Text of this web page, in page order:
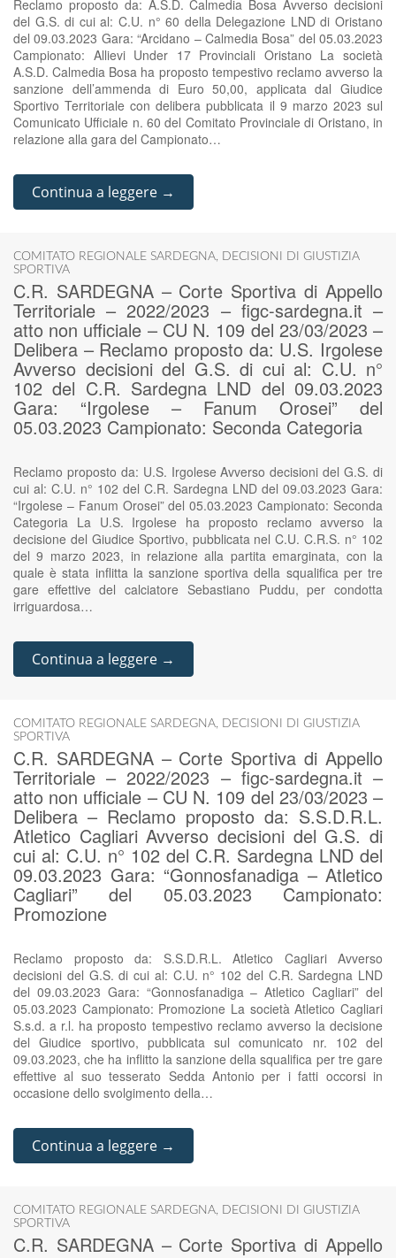
Reclamo proposto da: A.S.D. Calmedia Bosa Avverso decisioni
del G.S. di cui al: C.U. n° 60 della Delegazione LND di Oristano
del 09.03.2023 Gara: “Arcidano – Calmedia Bosa” del 05.03.2023
Campionato: Allievi Under 17 Provinciali Oristano La società
A.S.D. Calmedia Bosa ha proposto tempestivo reclamo avverso la
sanzione dell’ammenda di Euro 50,00, applicata dal Giudice
Sportivo Territoriale con delibera pubblicata il 9 marzo 2023 sul
Comunicato Ufficiale n. 60 del Comitato Provinciale di Oristano, in
relazione alla gara del Campionato…
Continua a leggere →
COMITATO REGIONALE SARDEGNA, DECISIONI DI GIUSTIZIA
SPORTIVA
C.R. SARDEGNA – Corte Sportiva di Appello
Territoriale – 2022/2023 – figc-sardegna.it –
atto non ufficiale – CU N. 109 del 23/03/2023 –
Delibera – Reclamo proposto da: U.S. Irgolese
Avverso decisioni del G.S. di cui al: C.U. n°
102 del C.R. Sardegna LND del 09.03.2023
Gara: “Irgolese – Fanum Orosei” del
05.03.2023 Campionato: Seconda Categoria
Reclamo proposto da: U.S. Irgolese Avverso decisioni del G.S. di
cui al: C.U. n° 102 del C.R. Sardegna LND del 09.03.2023 Gara:
“Irgolese – Fanum Orosei” del 05.03.2023 Campionato: Seconda
Categoria La U.S. Irgolese ha proposto reclamo avverso la
decisione del Giudice Sportivo, pubblicata nel C.U. C.R.S. n° 102
del 9 marzo 2023, in relazione alla partita emarginata, con la
quale è stata inflitta la sanzione sportiva della squalifica per tre
gare effettive del calciatore Sebastiano Puddu, per condotta
irriguardosa…
Continua a leggere →
COMITATO REGIONALE SARDEGNA, DECISIONI DI GIUSTIZIA
SPORTIVA
C.R. SARDEGNA – Corte Sportiva di Appello
Territoriale – 2022/2023 – figc-sardegna.it –
atto non ufficiale – CU N. 109 del 23/03/2023 –
Delibera – Reclamo proposto da: S.S.D.R.L.
Atletico Cagliari Avverso decisioni del G.S. di
cui al: C.U. n° 102 del C.R. Sardegna LND del
09.03.2023 Gara: “Gonnosfanadiga – Atletico
Cagliari” del 05.03.2023 Campionato:
Promozione
Reclamo proposto da: S.S.D.R.L. Atletico Cagliari Avverso
decisioni del G.S. di cui al: C.U. n° 102 del C.R. Sardegna LND
del 09.03.2023 Gara: “Gonnosfanadiga – Atletico Cagliari” del
05.03.2023 Campionato: Promozione La società Atletico Cagliari
S.s.d. a r.l. ha proposto tempestivo reclamo avverso la decisione
del Giudice sportivo, pubblicata sul comunicato nr. 102 del
09.03.2023, che ha inflitto la sanzione della squalifica per tre gare
effettive al suo tesserato Sedda Antonio per i fatti occorsi in
occasione dello svolgimento della…
Continua a leggere →
COMITATO REGIONALE SARDEGNA, DECISIONI DI GIUSTIZIA
SPORTIVA
C.R. SARDEGNA – Corte Sportiva di Appello